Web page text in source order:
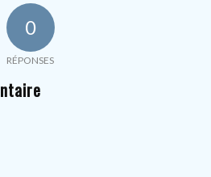
0
RÉPONSES